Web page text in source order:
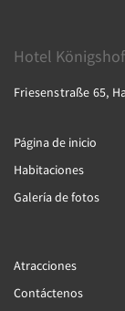
Hotel
Friesenstraße 65,
Página de inicio
Habitaciones
Galería de fotos
Atracciones
Contáctenos